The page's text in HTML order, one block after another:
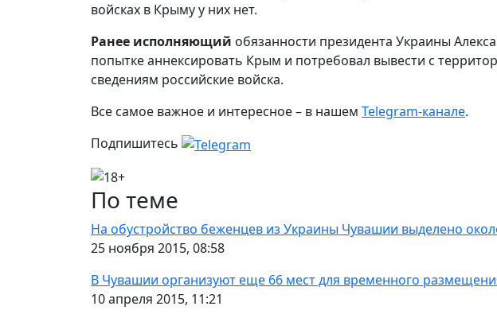
войсках в Крыму у них нет.
Ранее исполняющий обязанности президента Украины
попытке аннексировать Крым и потребовал вывести с
сведениям российские войска.
Все самое важное и интересное – в нашем Telegram-канале.
Подпишитесь
По теме
На обустройство беженцев из Украины Чувашии выделено
25 ноября 2015, 08:58
В Чувашии организуют еще 66 мест для временного
10 апреля 2015, 11:21